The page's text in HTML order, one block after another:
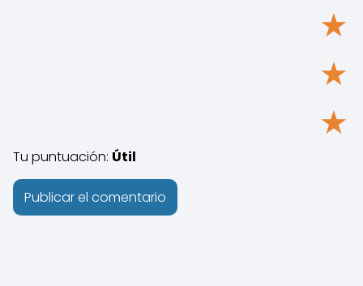
★
★
★
Tu puntuación: Útil